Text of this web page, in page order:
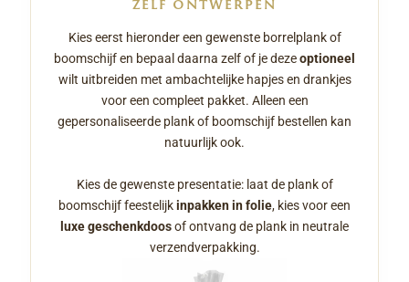
ZELF ONTWERPEN
Kies eerst hieronder een gewenste borrelplank of
boomschijf en bepaal daarna zelf of je dezeoptioneel
wilt uitbreiden met ambachtelijke hapjes en drankjes
voor een compleet pakket. Alleen een
gepersonaliseerde plank of boomschijf bestellen kan
natuurlijk ook.
Kies de gewenste presentatie: laat de plank of
boomschijf feestelijkinpakken in folie, kies voor een
luxe geschenkdoosof ontvang de plank in neutrale
verzendverpakking.